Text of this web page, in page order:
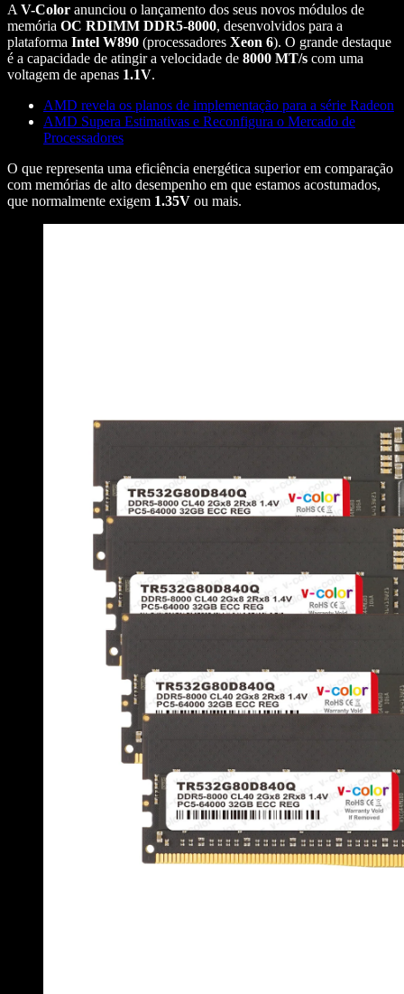
A V-Color anunciou o lançamento dos seus novos módulos de
memória OC RDIMM DDR5-8000, desenvolvidos para a
plataforma Intel W890 (processadores Xeon 6). O grande destaque
é a capacidade de atingir a velocidade de 8000 MT/s com uma
voltagem de apenas 1.1V.
AMD revela os planos de implementação para a série Radeon
AMD Supera Estimativas e Reconfigura o Mercado de
Processadores
O que representa uma eficiência energética superior em comparação
com memórias de alto desempenho em que estamos acostumados,
que normalmente exigem 1.35V ou mais.